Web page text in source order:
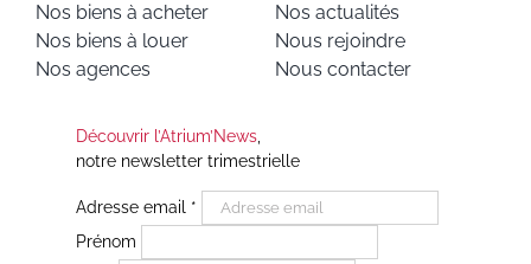
Nos biens à acheter
Nos biens à louer
Nos agences
Nos actualités
Nous rejoindre
Nous contacter
Découvrir l’Atrium’News,
notre newsletter trimestrielle
Adresse email *
Prénom